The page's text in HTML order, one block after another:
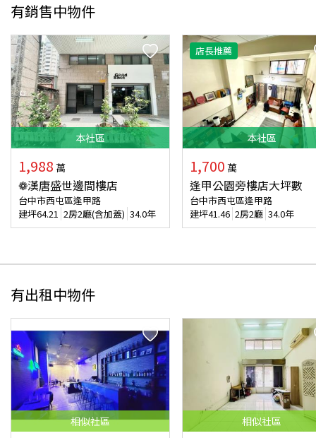
有銷售中物件
本社區
1,988 萬
❁漢唐盛世邊間樓店
台中市西屯區逢甲路
建坪64.21 2房2廳(含加蓋) 34.0年
店長推薦
本社區
1,700 萬
逢甲公園旁樓店大坪數
台中市西屯區逢甲路
建坪41.46 2房2廳 34.0年
有出租中物件
相似社區 相似社區